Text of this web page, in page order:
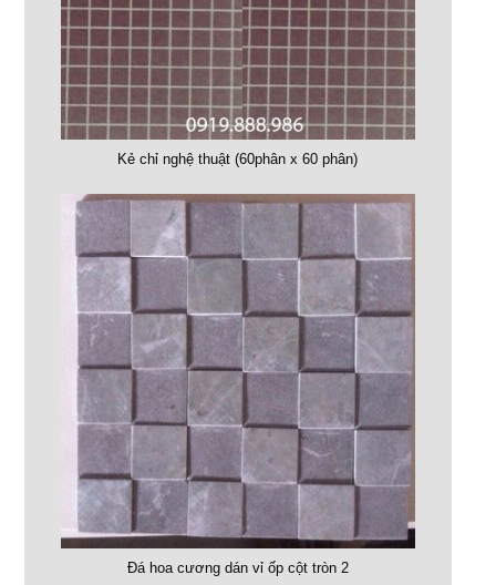
Kẻ chỉ nghệ thuật (60phân x 60 phân)
Đá hoa cương dán vỉ ốp cột tròn 2